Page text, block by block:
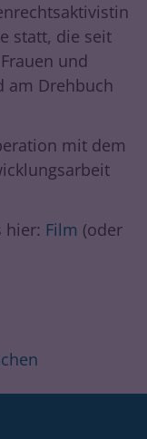
statt, die seit
und
am Drehbuch
mit dem
hier: Film (oder